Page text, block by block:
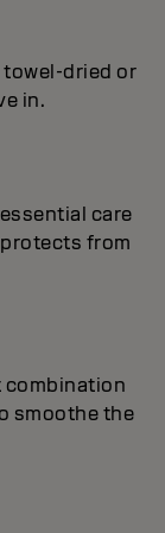
towel-dried or
in.
care
from
combination
smoothe the